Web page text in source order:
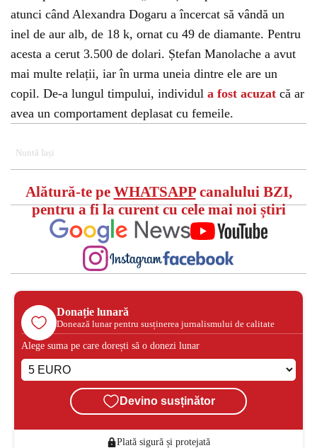
atunci când Alexandra Dogaru a încercat să vândă un
inel de aur alb, de 18 k, ornat cu 49 de diamante. Pentru
acesta a cerut 3.500 de dolari. Ștefan Manolache a avut
mai multe relații, iar în urma uneia dintre ele are un
copil. De-a lungul timpului, individul a fost acuzat că ar
avea un comportament deplasat cu femeile.
Nuntă Iași
Alătură-te pe WHATSAPPcanalului BZI,
pentru a fi la curent cu cele mai noi știri
Donație lunară
Donează lunar pentru susținerea jurnalismului de calitate
Alege suma pe care dorești să o donezi lunar
Devino susținător
Plată sigură și protejată